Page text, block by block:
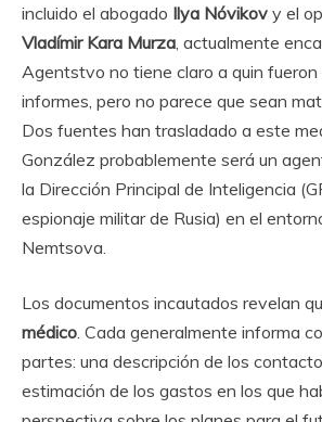
incluido el abogado Ilya Nóvikov y el
Vladímir Kara Murza , actualmente
Agentstvo no tiene claro a quin fueron
informes, pero no parece que sean
Dos fuentes han trasladado a este
González probablemente será un
la Dirección Principal de Inteligencia
espionaje militar de Rusia) en el
Nemtsova.
Los documentos incautados revelan
médico . Cada generalmente informa
partes: una descripción de los
estimación de los gastos en los que